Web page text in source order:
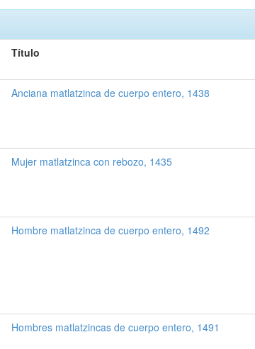
Título
Anciana matlatzinca de cuerpo entero, 1438
Mujer matlatzinca con rebozo, 1435
Hombre matlatzinca de cuerpo entero, 1492
Hombres matlatzincas de cuerpo entero, 1491